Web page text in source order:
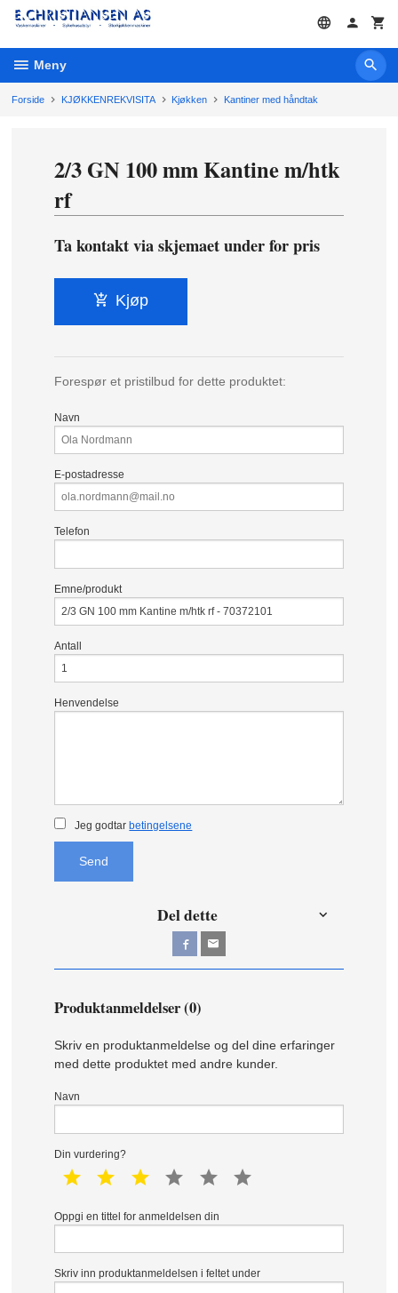
Gå
innholdet
Meny
Forside KJØKKENREKVISITA Kjøkken Kantiner med håndtak
2/3 GN 100 mm Kantine m/htk
rf
Ta kontakt via skjemaet under for pris
Kjøp
Forespør et pristilbud for dette produktet:
Navn
E-postadresse
Telefon
Emne/produkt
Antall
Henvendelse
Jeg godtar betingelsene
Send
Del dette
Produktanmeldelser (0)
Skriv en produktanmeldelse og del dine erfaringer
med dette produktet med andre kunder.
Navn
Din vurdering?
1 star 2 star 3 star 4 star 5 star
Oppgi en tittel for anmeldelsen din
Skriv inn produktanmeldelsen i feltet under